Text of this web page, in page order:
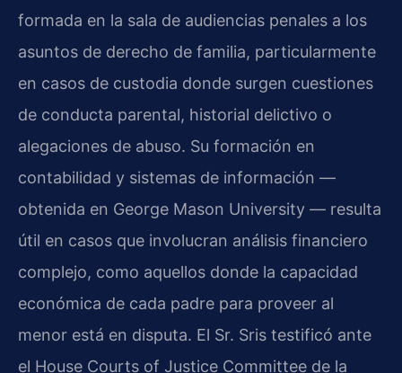
formada en la sala de audiencias penales a los
asuntos de derecho de familia, particularmente
en casos de custodia donde surgen cuestiones
de conducta parental, historial delictivo o
alegaciones de abuso. Su formación en
contabilidad y sistemas de información —
obtenida en George Mason University — resulta
útil en casos que involucran análisis financiero
complejo, como aquellos donde la capacidad
económica de cada padre para proveer al
menor está en disputa. El Sr. Sris testificó ante
el House Courts of Justice Committee de la